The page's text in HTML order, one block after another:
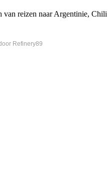
van reizen naar Argentinie, Chili
Refinery89